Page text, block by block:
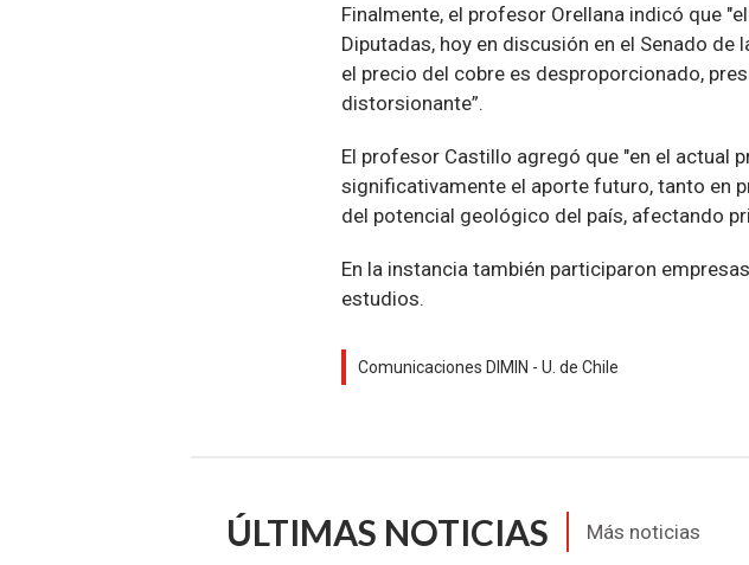
Finalmente, el profesor Orellana indicó que
Diputadas, hoy en discusión en el Senado de
el precio del cobre es desproporcionado,
distorsionante”.
El profesor Castillo agregó que "en el actual
significativamente el aporte futuro, tanto en
del potencial geológico del país, afectando
En la instancia también participaron
estudios.
Comunicaciones DIMIN - U. de Chile
ÚLTIMAS NOTICIAS Más noticias